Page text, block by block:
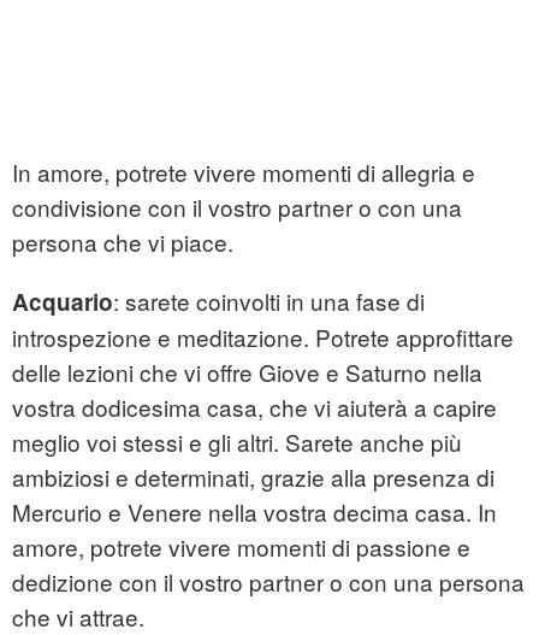
In amore, potrete vivere momenti di allegria e
condivisione con il vostro partner o con una
persona che vi piace.
Acquario: sarete coinvolti in una fase di
introspezione e meditazione. Potrete approfittare
delle lezioni che vi offre Giove e Saturno nella
vostra dodicesima casa, che vi aiuterà a capire
meglio voi stessi e gli altri. Sarete anche più
ambiziosi e determinati, grazie alla presenza di
Mercurio e Venere nella vostra decima casa. In
amore, potrete vivere momenti di passione e
dedizione con il vostro partner o con una persona
che vi attrae.